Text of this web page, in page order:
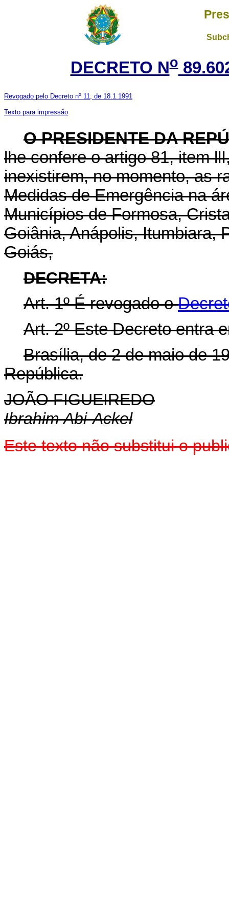
DECRETO No
Revogado pelo Decreto nº 11, de 18.1.1991
Texto para impressão
O PRESIDENTE DA
lhe confere o artigo 81, item
inexistirem, no momento, as
Medidas de Emergência na
Municípios de Formosa,
Goiânia, Anápolis, Itumbiara,
Goiás,
DECRETA:
Art. 1º É revogado o
Art. 2º Este Decreto entra
Brasília, de 2 de maio de
República.
JOÃO FIGUEIREDO
Ibrahim Abi-Ackel
Este texto não substitui o